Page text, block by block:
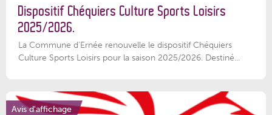
Dispositif Chéquiers Culture Sports Loisirs
2025/2026.
La Commune d'Ernée renouvelle le dispositif Chéquiers
Culture Sports Loisirs pour la saison 2025/2026. Destiné...
Avis d'affichage